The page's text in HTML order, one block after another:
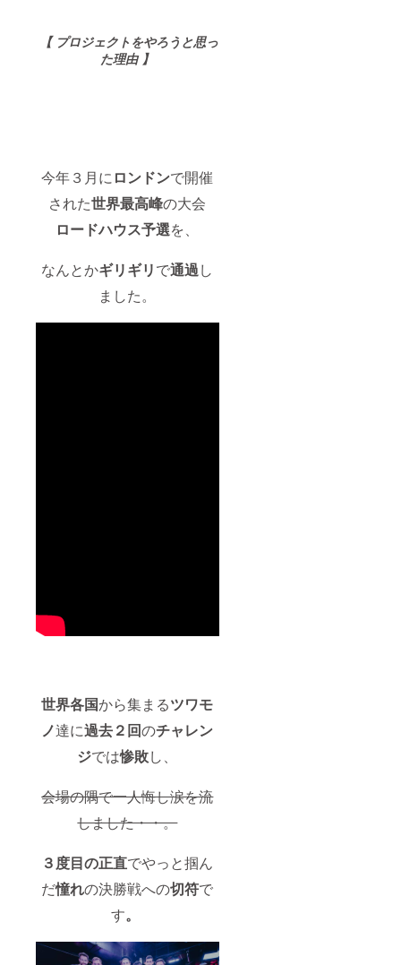
【 プロジェクトをやろうと思っ
た理由 】
今年３月にロンドンで開催
された世界最高峰の大会
ロードハウス予選を、
なんとかギリギリで通過し
ました。
世界各国から集まるツワモ
ノ達に過去２回のチャレン
ジでは惨敗し、
会場の隅で一人悔し涙を流
しました・・。
３度目の正直でやっと掴ん
だ憧れの決勝戦への切符で
す。